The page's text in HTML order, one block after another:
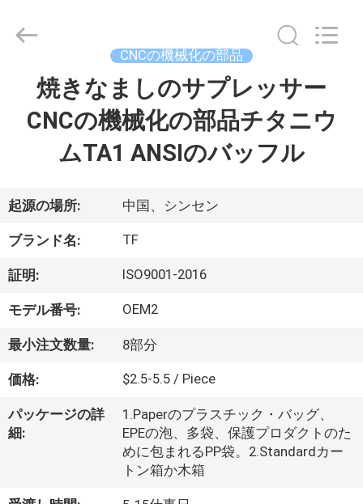
品
わ
た
し
ち
に
い
Copyright
Technology
CNCの機械化の部品
焼きなましのサプレッサー
CNCの機械化の部品チタニウ
ムTA1 ANSIのバッフル
起源の場所: 中国、シンセン
ブランド名: TF
証明: ISO9001-2016
モデル番号: OEM2
最小注文数量: 8部分
価格: $2.5-5.5 / Piece
パッケージの詳
細:
1.Paperのプラスチック・バッグ、
EPEの泡、多袋、保護プロダクトのた
めに包まれるPP袋。2.Standardカー
トン箱か木箱